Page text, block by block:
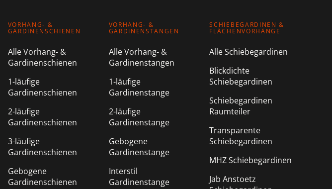
VORHANG- &
GARDINENSCHIENEN
Alle Vorhang- &
Gardinenschienen
1-läufige
Gardinenschienen
2-läufige
Gardinenschienen
3-läufige
Gardinenschienen
Gebogene
Gardinenschienen
VORHANG- &
GARDINENSTANGEN
Alle Vorhang- &
Gardinenstangen
1-läufige
Gardinenstange
2-läufige
Gardinenstange
Gebogene
Gardinenstange
Interstil
Gardinenstange
SCHIEBEGARDINEN &
FLÄCHENVORHÄNGE
Alle Schiebegardinen
Blickdichte
Schiebegardinen
Schiebegardinen
Raumteiler
Transparente
Schiebegardinen
MHZ Schiebegardinen
Jab Anstoetz